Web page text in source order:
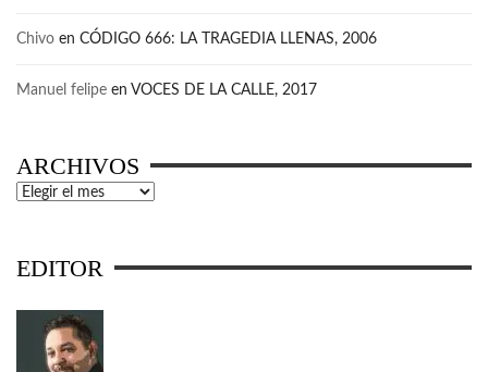
Chivo en CÓDIGO 666: LA TRAGEDIA LLENAS, 2006
Manuel felipe en VOCES DE LA CALLE, 2017
ARCHIVOS
Archivos
EDITOR